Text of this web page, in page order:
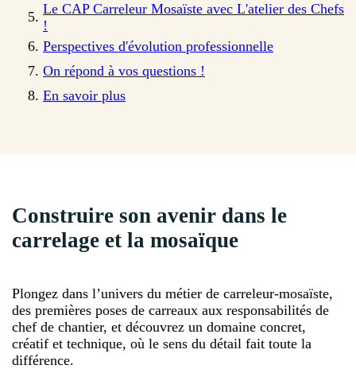
Le CAP Carreleur Mosaïste avec L'atelier des Chefs
!
Perspectives d'évolution professionnelle
On répond à vos questions !
En savoir plus
Construire son avenir dans le
carrelage et la mosaïque
Plongez dans l’univers du métier de carreleur-mosaïste,
des premières poses de carreaux aux responsabilités de
chef de chantier, et découvrez un domaine concret,
créatif et technique, où le sens du détail fait toute la
différence.